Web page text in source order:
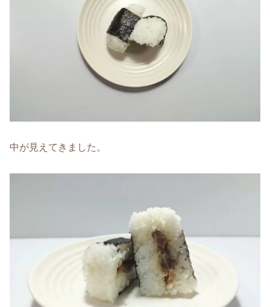
中が見えてきました。